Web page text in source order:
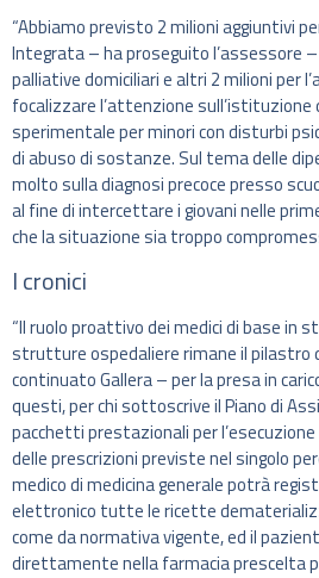
“Abbiamo previsto 2 milioni aggiuntivi
Integrata – ha proseguito l’assessore –
palliative domiciliari e altri 2 milioni per
focalizzare l’attenzione sull’istituzione
sperimentale per minori con disturbi
di abuso di sostanze. Sul tema delle
molto sulla diagnosi precoce presso
al fine di intercettare i giovani nelle
che la situazione sia troppo
I cronici
“Il ruolo proattivo dei medici di base in
strutture ospedaliere rimane il pilastro
continuato Gallera – per la presa in
questi, per chi sottoscrive il Piano di
pacchetti prestazionali per
delle prescrizioni previste nel singolo
medico di medicina generale potrà
elettronico tutte le ricette
come da normativa vigente, ed il
direttamente nella farmacia prescelta